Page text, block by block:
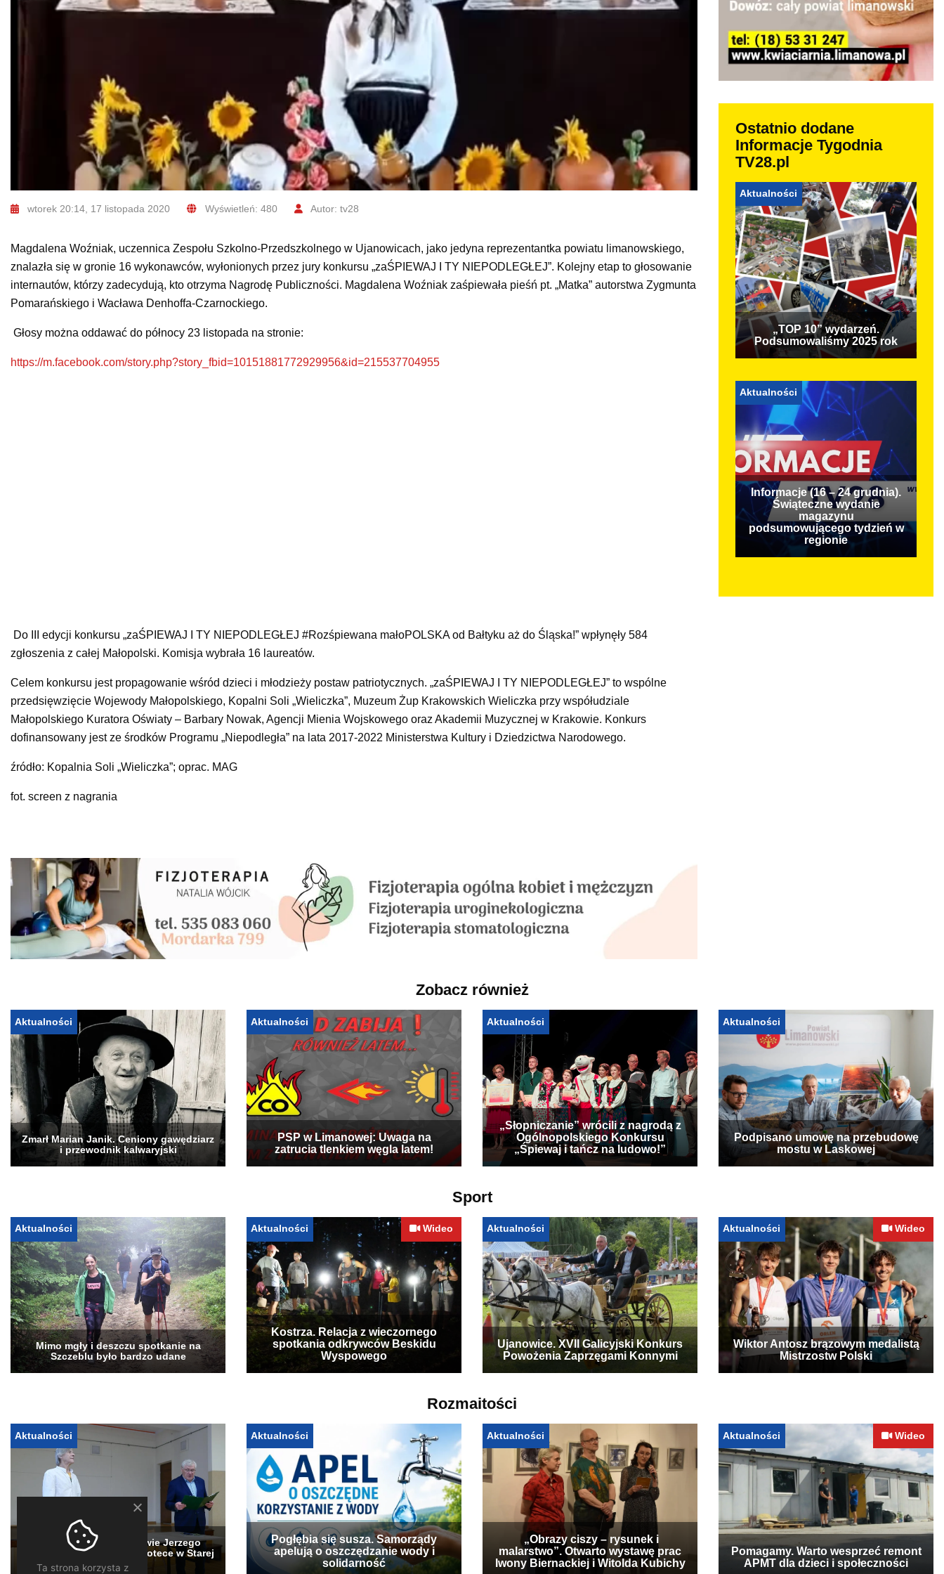
wtorek 20:14, 17 listopada 2020 Wyświetleń: 480 Autor: tv28
Magdalena Woźniak, uczennica Zespołu Szkolno-Przedszkolnego w Ujanowicach, jako jedyna reprezentantka powiatu limanowskiego,
znalazła się w gronie 16 wykonawców, wyłonionych przez jury konkursu „zaŚPIEWAJ I TY NIEPODLEGŁEJ”. Kolejny etap to głosowanie
internautów, którzy zadecydują, kto otrzyma Nagrodę Publiczności. Magdalena Woźniak zaśpiewała pieśń pt. „Matka” autorstwa Zygmunta
Pomarańskiego i Wacława Denhoffa-Czarnockiego.
Głosy można oddawać do północy 23 listopada na stronie:
https://m.facebook.com/story.php?story_fbid=10151881772929956&id=215537704955
Do III edycji konkursu „zaŚPIEWAJ I TY NIEPODLEGŁEJ #Rozśpiewana małoPOLSKA od Bałtyku aż do Śląska!” wpłynęły 584
zgłoszenia z całej Małopolski. Komisja wybrała 16 laureatów.
Celem konkursu jest propagowanie wśród dzieci i młodzieży postaw patriotycznych. „zaŚPIEWAJ I TY NIEPODLEGŁEJ” to wspólne
przedsięwzięcie Wojewody Małopolskiego, Kopalni Soli „Wieliczka”, Muzeum Żup Krakowskich Wieliczka przy współudziale
Małopolskiego Kuratora Oświaty – Barbary Nowak, Agencji Mienia Wojskowego oraz Akademii Muzycznej w Krakowie. Konkurs
dofinansowany jest ze środków Programu „Niepodległa” na lata 2017-2022 Ministerstwa Kultury i Dziedzictwa Narodowego.
źródło: Kopalnia Soli „Wieliczka”; oprac. MAG
fot. screen z nagrania
Ostatnio dodane
Informacje Tygodnia
TV28.pl
Aktualności
„TOP 10” wydarzeń.
Podsumowaliśmy 2025 rok
Aktualności
Informacje (16 – 24 grudnia).
Świąteczne wydanie
magazynu
podsumowującego tydzień w
regionie
Zobacz również
Aktualności
Zmarł Marian Janik. Ceniony gawędziarz
i przewodnik kalwaryjski
Aktualności
PSP w Limanowej: Uwaga na
zatrucia tlenkiem węgla latem!
Aktualności
„Słopniczanie” wrócili z nagrodą z
Ogólnopolskiego Konkursu
„Śpiewaj i tańcz na ludowo!”
Aktualności
Podpisano umowę na przebudowę
mostu w Laskowej
Sport
Aktualności
Mimo mgły i deszczu spotkanie na
Szczeblu było bardzo udane
Aktualności Wideo
Kostrza. Relacja z wieczornego
spotkania odkrywców Beskidu
Wyspowego
Aktualności
Ujanowice. XVII Galicyjski Konkurs
Powożenia Zaprzęgami Konnymi
Aktualności Wideo
Wiktor Antosz brązowym medalistą
Mistrzostw Polski
Rozmaitości
Aktualności
„Stary Sącz” w obiektywie Jerzego
Jędrysa – wystawa w bibliotece w Starej
Wsi
Aktualności
Pogłębia się susza. Samorządy
apelują o oszczędzanie wody i
solidarność
Aktualności
„Obrazy ciszy – rysunek i
malarstwo”. Otwarto wystawę prac
Iwony Biernackiej i Witolda Kubichy
Aktualności Wideo
Pomagamy. Warto wesprzeć remont
APMT dla dzieci i społeczności
Ta strona korzysta z